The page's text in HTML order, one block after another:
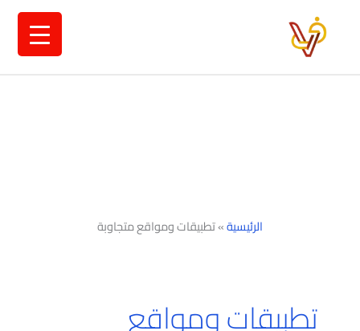
الرئيسية»تطبيقات ومواقع متجاوبة
تطبيقات ومواقع